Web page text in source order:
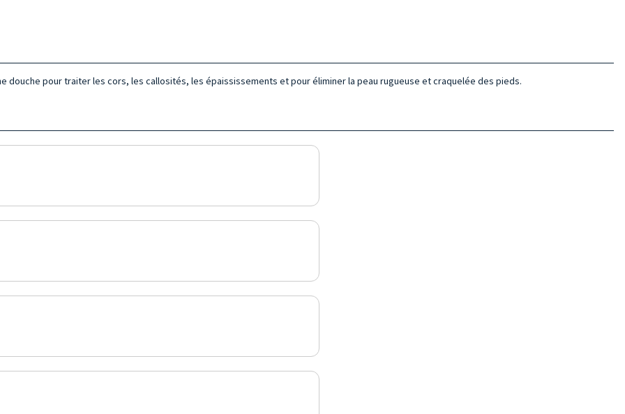
douche pour traiter les cors, les callosités, les épaississements et pour éliminer la peau rugueuse et craquelée des pieds.